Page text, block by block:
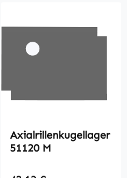
Axialrillenkugellager
51120 M